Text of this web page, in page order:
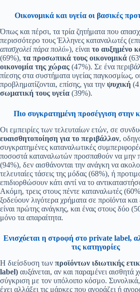
Οικονομικά και υγεία οι βασικές
Όπως και πέρσι, τα τρία ζητήματα που
περισσότερο τους Έλληνες καταναλωτές
απασχολεί πάρα πολύ»), είναι το αυξημένο
(69%), τα προσωπικά τους οικονομικά
οικονομία της χώρας (47%). Σε ένα
πίεσης στα συστήματα υγείας παγκοσμίως,
προβληματίζονται, επίσης, για την ψυχική
σωματική τους υγεία (39%).
Πιο συγκρατημένη προσέγγιση στην
Οι εμπειρίες των τελευταίων ετών, σε
ευαισθητοποίηση για το περιβάλλον,
συγκρατημένες καταναλωτικές
ποσοστά καταναλωτών προσπαθούν να μην
(94%), δεν αισθάνονται την ανάγκη να
τελευταίες τάσεις της μόδας (68%), ή
επιδιορθώσουν κάτι αντί να το
Ακόμη, τρεις στους πέντε καταναλωτές
ξοδεύουν λιγότερα χρήματα σε προϊόντα και
είναι πρώτης ανάγκης, και ένας στους δύο
μόνο τα απαραίτητα.
Ενισχύεται η στροφή στο private label,
τις κατηγορίες
Η διείσδυση των προϊόντων ιδιωτικής
label) αυξάνεται, αν και παραμένει αισθητά
σύγκριση με τον υπόλοιπο κόσμο.
έχει αλλάξει τις μάρκες που αγοράζει ή